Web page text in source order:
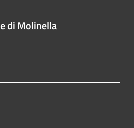
di Molinella